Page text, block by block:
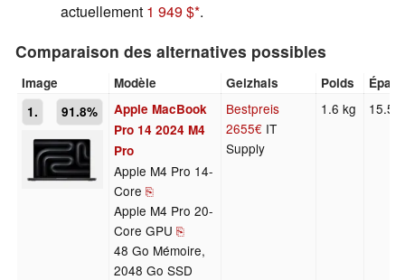
actuellement 1 949 $ .
Comparaison des alternatives possibles
Image Modèle Geizhals Poids
1.
91.8%
Apple MacBook
Pro 14 2024 M4
Pro
Apple M4 Pro 14-
Core ⎘
Apple M4 Pro 20-
Core GPU ⎘
48 Go Mémoire,
2048 Go SSD
Bestpreis
2655€ IT
Supply
1.6 kg 15.5